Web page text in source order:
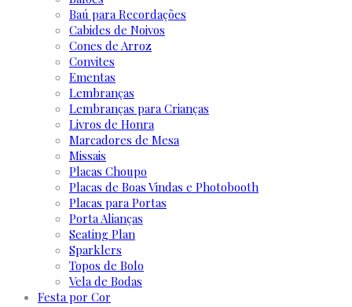
Baú para Recordações
Cabides de Noivos
Cones de Arroz
Convites
Ementas
Lembranças
Lembranças para Crianças
Livros de Honra
Marcadores de Mesa
Missais
Placas Choupo
Placas de Boas Vindas e Photobooth
Placas para Portas
Porta Alianças
Seating Plan
Sparklers
Topos de Bolo
Vela de Bodas
Festa por Cor